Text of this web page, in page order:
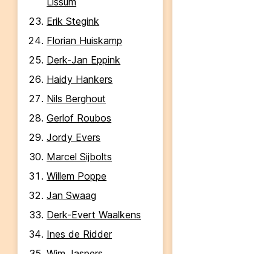
Erik Stegink
Florian Huiskamp
Derk-Jan Eppink
Haidy Hankers
Nils Berghout
Gerlof Roubos
Jordy Evers
Marcel Sijbolts
Willem Poppe
Jan Swaag
Derk-Evert Waalkens
Ines de Ridder